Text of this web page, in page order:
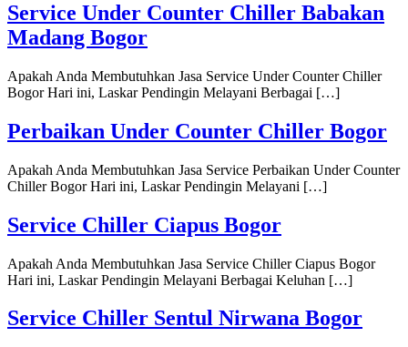
Service Under Counter Chiller Babakan
Madang Bogor
Apakah Anda Membutuhkan Jasa Service Under Counter Chiller
Bogor Hari ini, Laskar Pendingin Melayani Berbagai […]
Perbaikan Under Counter Chiller Bogor
Apakah Anda Membutuhkan Jasa Service Perbaikan Under Counter
Chiller Bogor Hari ini, Laskar Pendingin Melayani […]
Service Chiller Ciapus Bogor
Apakah Anda Membutuhkan Jasa Service Chiller Ciapus Bogor
Hari ini, Laskar Pendingin Melayani Berbagai Keluhan […]
Service Chiller Sentul Nirwana Bogor